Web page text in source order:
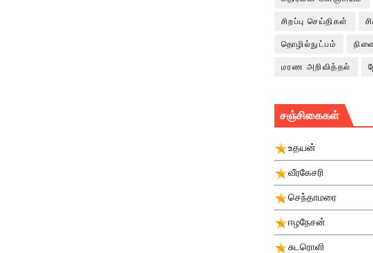
சிறப்பு செய்திகள்
தொழில்நுட்பம்
மரண அறிவித்தல்
சஞ்சிகைகள்
உதயன்
வீரகேசரி
செந்தாமரை
ஈழநேசன்
சுடரொளி